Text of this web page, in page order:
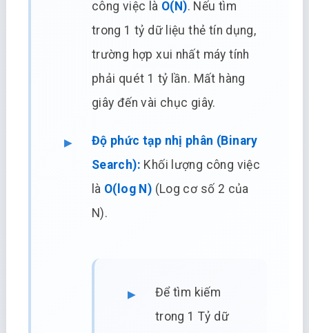
công việc là O(N). Nếu tìm
trong 1 tỷ dữ liệu thẻ tín dụng,
trường hợp xui nhất máy tính
phải quét 1 tỷ lần. Mất hàng
giây đến vài chục giây.
Độ phức tạp nhị phân (Binary
Search): Khối lượng công việc
là O(log N) (Log cơ số 2 của
N).
Để tìm kiếm
trong 1 Tỷ dữ